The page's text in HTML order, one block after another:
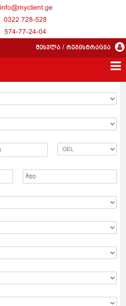
info@myclient.ge
0322 728-528
574-77-24-04
შესვლა / რეგისტრაცია